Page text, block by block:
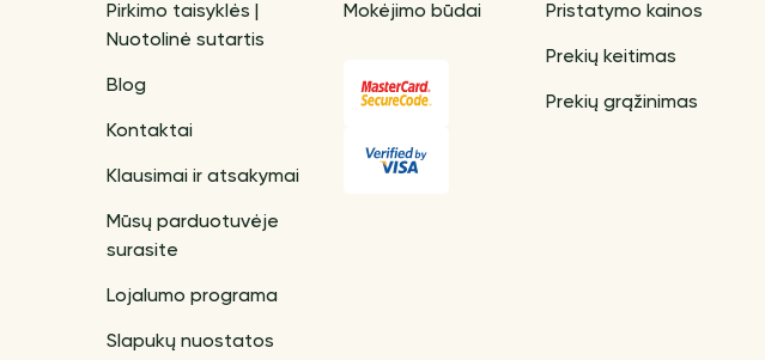
Pirkimo taisyklės |
Nuotolinė sutartis
Blog
Kontaktai
Klausimai ir atsakymai
Mūsų parduotuvėje
surasite
Lojalumo programa
Slapukų nuostatos
Mokėjimo būdai Pristatymo kainos
Prekių keitimas
Prekių grąžinimas